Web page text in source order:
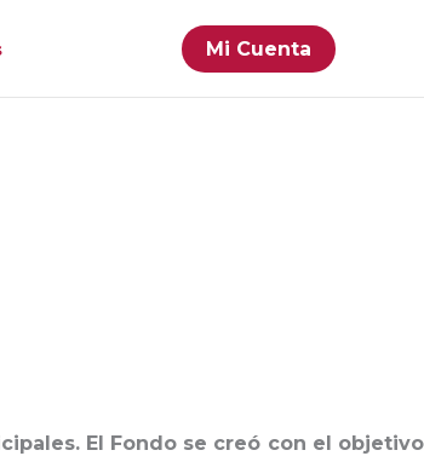
Mi Cuenta
El Fondo se creó con el objetivo